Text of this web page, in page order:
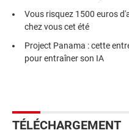
Vous risquez 1500 euros
chez vous cet été
Project Panama : cette
pour entraîner son IA
TÉLÉCHARGEMENT